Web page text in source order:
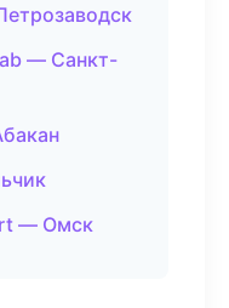
— Санкт-
— Омск